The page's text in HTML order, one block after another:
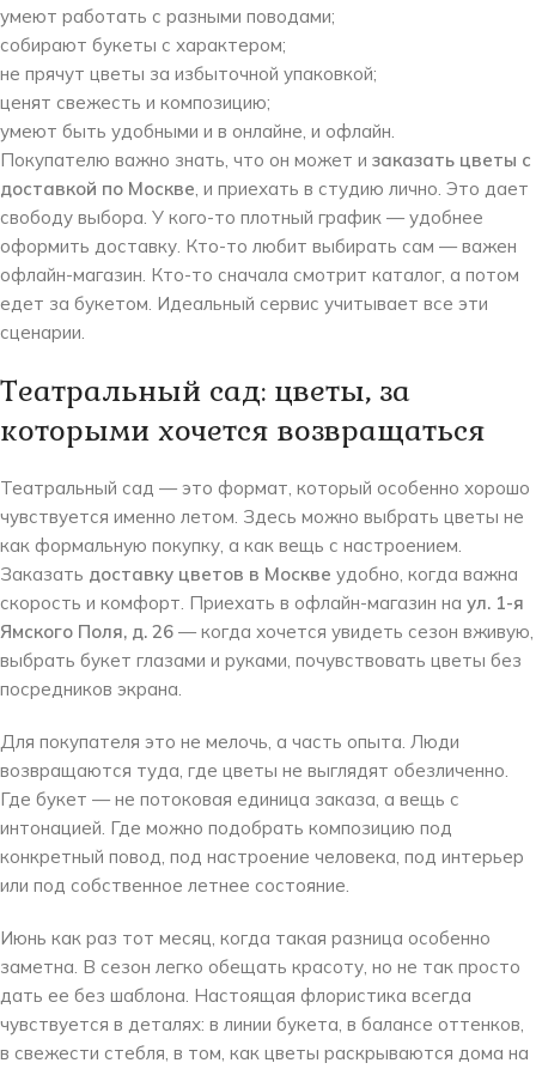
умеют работать с разными поводами;
собирают букеты с характером;
не прячут цветы за избыточной упаковкой;
ценят свежесть и композицию;
умеют быть удобными и в онлайне, и офлайн.
Покупателю важно знать, что он может и заказать цветы с
доставкой по Москве, и приехать в студию лично. Это дает
свободу выбора. У кого-то плотный график — удобнее
оформить доставку. Кто-то любит выбирать сам — важен
офлайн-магазин. Кто-то сначала смотрит каталог, а потом
едет за букетом. Идеальный сервис учитывает все эти
сценарии.
Театральный сад: цветы, за
которыми хочется возвращаться
Театральный сад — это формат, который особенно хорошо
чувствуется именно летом. Здесь можно выбрать цветы не
как формальную покупку, а как вещь с настроением.
Заказать доставку цветов в Москве удобно, когда важна
скорость и комфорт. Приехать в офлайн-магазин на ул. 1-я
Ямского Поля, д. 26 — когда хочется увидеть сезон вживую,
выбрать букет глазами и руками, почувствовать цветы без
посредников экрана.
Для покупателя это не мелочь, а часть опыта. Люди
возвращаются туда, где цветы не выглядят обезличенно.
Где букет — не потоковая единица заказа, а вещь с
интонацией. Где можно подобрать композицию под
конкретный повод, под настроение человека, под интерьер
или под собственное летнее состояние.
Июнь как раз тот месяц, когда такая разница особенно
заметна. В сезон легко обещать красоту, но не так просто
дать ее без шаблона. Настоящая флористика всегда
чувствуется в деталях: в линии букета, в балансе оттенков,
в свежести стебля, в том, как цветы раскрываются дома на